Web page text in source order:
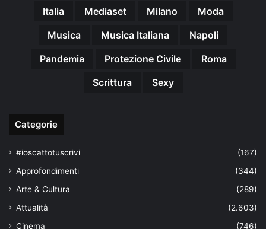
Italia
Mediaset Milano
Moda
Musica
Musica Italiana
Napoli
Pandemia
Protezione Civile
Roma
Scrittura
Sexy
Categorie
#ioscattotuscrivi
(167)
Approfondimenti
(344)
Arte & Cultura
(289)
Attualità
(2.603)
Cinema
(746)